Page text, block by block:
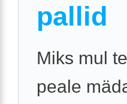
pallid
Miks mul
peale